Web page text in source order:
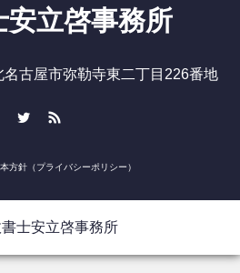
安立啓事務所
古屋市弥勒寺東二丁目226番地
方針（プライバシーポリシー）
士安立啓事務所